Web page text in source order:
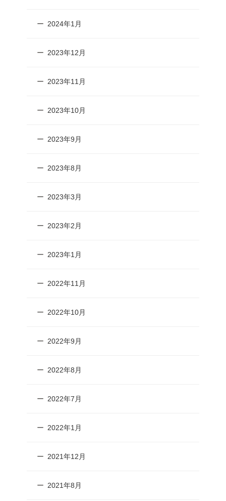
2024年1月
2023年12月
2023年11月
2023年10月
2023年9月
2023年8月
2023年3月
2023年2月
2023年1月
2022年11月
2022年10月
2022年9月
2022年8月
2022年7月
2022年1月
2021年12月
2021年8月